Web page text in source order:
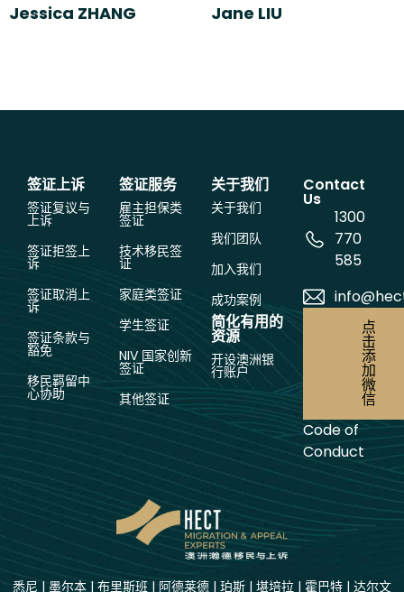
Jessica ZHANG Jane LIU
签证上诉
签证复议与
上诉
签证拒签上
诉
签证取消上
诉
签证条款与
豁免
移民羁留中
心协助
签证服务
雇主担保类
签证
技术移民签
证
家庭类签证
学生签证
NIV 国家创新
签证
其他签证
关于我们
关于我们
我们团队
加入我们
成功案例
简化有用的
资源
开设澳洲银
行账户
Contact
Us
1300
770
585
点
击
添
加
微
信
Code of
Conduct
悉尼 | 墨尔本 | 布里斯班 | 阿德莱德 | 珀斯 | 堪培拉 | 霍巴特 | 达尔文